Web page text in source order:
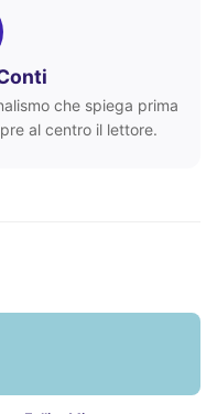
che spiega prima
al centro il lettore.